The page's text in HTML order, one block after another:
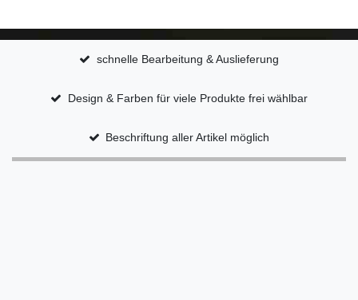
schnelle Bearbeitung & Auslieferung
Design & Farben für viele Produkte frei wählbar
Beschriftung aller Artikel möglich